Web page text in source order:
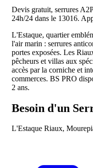
Devis gratuit, serrures
24h/24 dans le 13016.
L'Estaque, quartier
l'air marin : serrures
portes exposées. Les
pêcheurs et villas aux
accès par la corniche et
commerces. BS PRO
2 ans.
Besoin d'un
L'Estaque Riaux,